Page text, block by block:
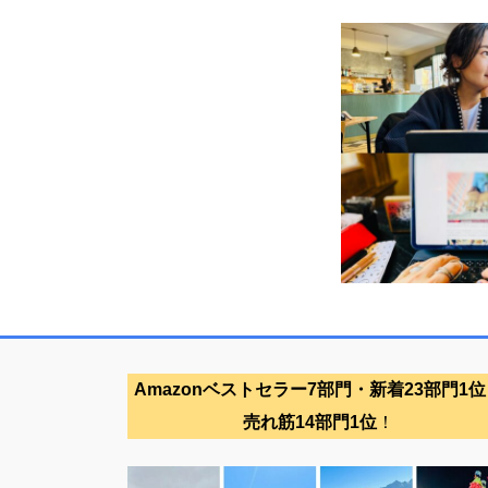
Amazonベストセラー7部門・新着23部門1
売れ筋14部門1位！